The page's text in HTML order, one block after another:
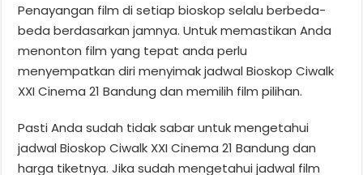
Penayangan film di setiap bioskop selalu berbeda-
beda berdasarkan jamnya. Untuk memastikan Anda
menonton film yang tepat anda perlu
menyempatkan diri menyimak jadwal Bioskop Ciwalk
XXI Cinema 21 Bandung dan memilih film pilihan.
Pasti Anda sudah tidak sabar untuk mengetahui
jadwal Bioskop Ciwalk XXI Cinema 21 Bandung dan
harga tiketnya. Jika sudah mengetahui jadwal film